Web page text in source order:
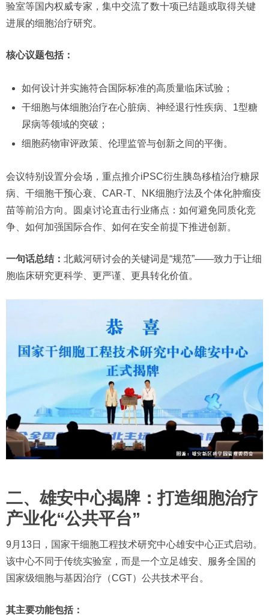
验室等国内权威专家，集中交流了数十项已结题或取得关键
进展的细胞治疗研究。
核心议题包括：
如何设计并实施符合国际标准的高质量临床试验；
干细胞与体细胞治疗在心脏病、神经退行性疾病、1型糖
尿病等领域的突破；
细胞药物审评政策、伦理监管与创新之间的平衡。
会议特别设置分会场，重点推介iPSC衍生胰岛移植治疗糖尿
病、干细胞干预心衰、CAR-T、NK细胞疗法及个体化肿瘤疫
苗等前沿方向。圆桌讨论直击行业痛点：如何避免同质化竞
争、如何加强国际合作、如何在安全前提下推进创新。
一句话总结： 北戴河研讨会的关键词是“规范”——致力于让细
胞临床研究更科学、更严谨、更具转化价值。
二、雄安中心揭牌：打造细胞治疗
产业化“公共平台”
9月13日，国家干细胞工程技术研究中心雄安中心正式启动。
该中心不同于传统实验室，而是一个立足雄安、服务全国的
国家级细胞与基因治疗（CGT）公共技术平台。
其主要功能包括：